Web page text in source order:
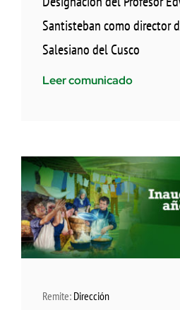
Santisteban como director
Salesiano del Cusco
Leer comunicado
Remite: Dirección